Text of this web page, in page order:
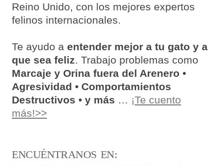
Reino Unido, con los mejores expertos
felinos internacionales.
Te ayudo a entender mejor a tu gato y a
que sea feliz . Trabajo problemas como
Marcaje y Orina fuera del Arenero •
Agresividad • Comportamientos
Destructivos • y más
¡Te cuento
más!>>
ENCUÉNTRANOS EN: